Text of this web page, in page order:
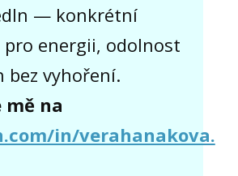
— konkrétní
energii, odolnost
bez vyhoření.
mě na
in/verahanakova.